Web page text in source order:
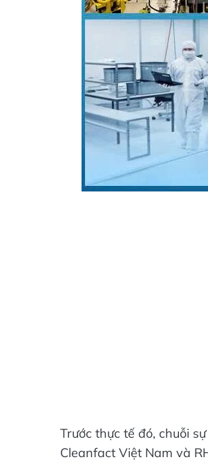
Trước thực tế đó, chuỗi
Cleanfact Việt Nam và